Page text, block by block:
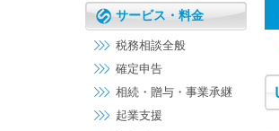
サービス・料金
税務相談全般
確定申告
相続・贈与・事業承継
起業支援